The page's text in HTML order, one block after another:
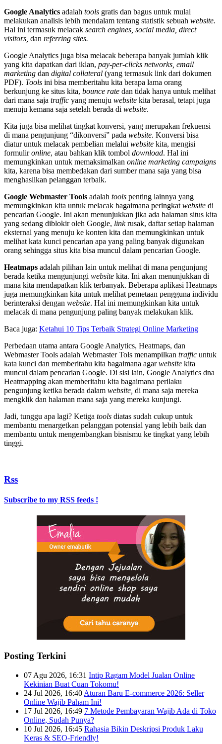
Google Analytics adalah tools gratis dan bagus untuk mulai
melakukan analisis lebih mendalam tentang statistik sebuah website.
Hal ini termasuk melacak search engines, social media, direct
visitors, dan referring sites.
Google Analytics juga bisa melacak beberapa banyak jumlah klik
yang kita dapatkan dari iklan, pay-per-clicks networks, email
marketing dan digital collateral (yang termasuk link dari dokumen
PDF). Tools ini bisa memberitahu kita berapa lama orang
berkunjung ke situs kita, bounce rate dan tidak hanya untuk melihat
dari mana saja traffic yang menuju website kita berasal, tetapi juga
menuju kemana saja setelah berada di website.
Kita juga bisa melihat tingkat konversi, yang merupakan frekuensi
di mana pengunjung “dikonversi” pada website. Konversi bisa
diatur untuk melacak pembelian melalui website kita, mengisi
formulironline, atau bahkan klik tombol download. Hal ini
memungkinkan untuk memaksimalkan online marketing campaigns
kita, karena bisa membedakan dari sumber mana saja yang bisa
menghasilkan pelanggan terbaik.
Google Webmaster Tools adalah tools penting lainnya yang
memungkinkan kita untuk melacak bagaimana peringkatwebsite di
pencarian Google. Ini akan menunjukkan jika ada halaman situs kita
yang sedang diblokir oleh Google, linkrusak, daftar setiap halaman
eksternal yang menuju ke konten kita dan memungkinkan untuk
melihat kata kunci pencarian apa yang paling banyak digunakan
orang sehingga situs kita bisa muncul dalam pencarian Google.
Heatmaps adalah pilihan lain untuk melihat di mana pengunjung
berada ketika mengunjungi website kita. Ini akan menunjukkan di
mana kita mendapatkan klik terbanyak. Beberapa aplikasi Heatmaps
juga memungkinkan kita untuk melihat pemetaan pengguna individu
berinteraksi dengan website. Hal ini memungkinkan kita untuk
melacak di mana pengunjung paling banyak melakukan klik.
Baca juga: Ketahui 10 Tips Terbaik Strategi Online Marketing
Perbedaan utama antara Google Analytics, Heatmaps, dan
Webmaster Tools adalah Webmaster Tols menampilkan traffic untuk
kata kunci dan memberitahu kita bagaimana agarwebsite kita
muncul dalam pencarian Google. Di sisi lain, Google Analytics dna
Heatmapping akan memberitahu kita bagaimana perilaku
pengunjung ketika berada dalam website, di mana saja mereka
mengklik dan halaman mana saja yang mereka kunjungi.
Jadi, tunggu apa lagi? Ketiga tools diatas sudah cukup untuk
membantu menargetkan pelanggan potensial yang lebih baik dan
membantu untuk mengembangkan bisnismu ke tingkat yang lebih
tinggi.
Rss
Subscribe to my RSS feeds !
Posting Terkini
07 Agu 2026, 16:31 Intip Ragam Model Jualan Online
Kekinian Buat Cuan Tokomu!
24 Jul 2026, 16:40 Aturan Baru E-commerce 2026: Seller
Online Wajib Paham Ini!
17 Jul 2026, 16:49 7 Metode Pembayaran Wajib Ada di Toko
Online, Sudah Punya?
10 Jul 2026, 16:45 Rahasia Bikin Deskripsi Produk Laku
Keras & SEO-Friendly!